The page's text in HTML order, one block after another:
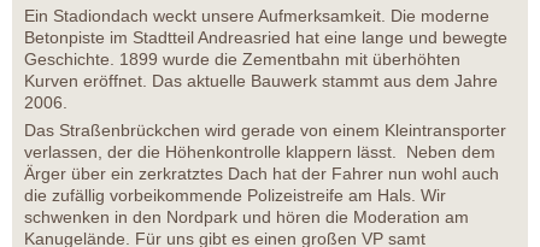
Ein Stadiondach weckt unsere Aufmerksamkeit. Die moderne
Betonpiste im Stadtteil Andreasried hat eine lange und bewegte
Geschichte. 1899 wurde die Zementbahn mit überhöhten
Kurven eröffnet. Das aktuelle Bauwerk stammt aus dem Jahre
2006.
Das Straßenbrückchen wird gerade von einem Kleintransporter
verlassen, der die Höhenkontrolle klappern lässt. Neben dem
Ärger über ein zerkratztes Dach hat der Fahrer nun wohl auch
die zufällig vorbeikommende Polizeistreife am Hals. Wir
schwenken in den Nordpark und hören die Moderation am
Kanugelände. Für uns gibt es einen großen VP samt